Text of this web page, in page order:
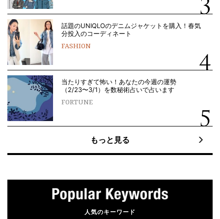
話題のUNIQLOのデニムジャケットを購入！春気
分投入のコーディネート
FASHION
当たりすぎて怖い！あなたの今週の運勢
（2/23〜3/1）を数秘術占いで占います
FORTUNE
もっと見る
人気のキーワード